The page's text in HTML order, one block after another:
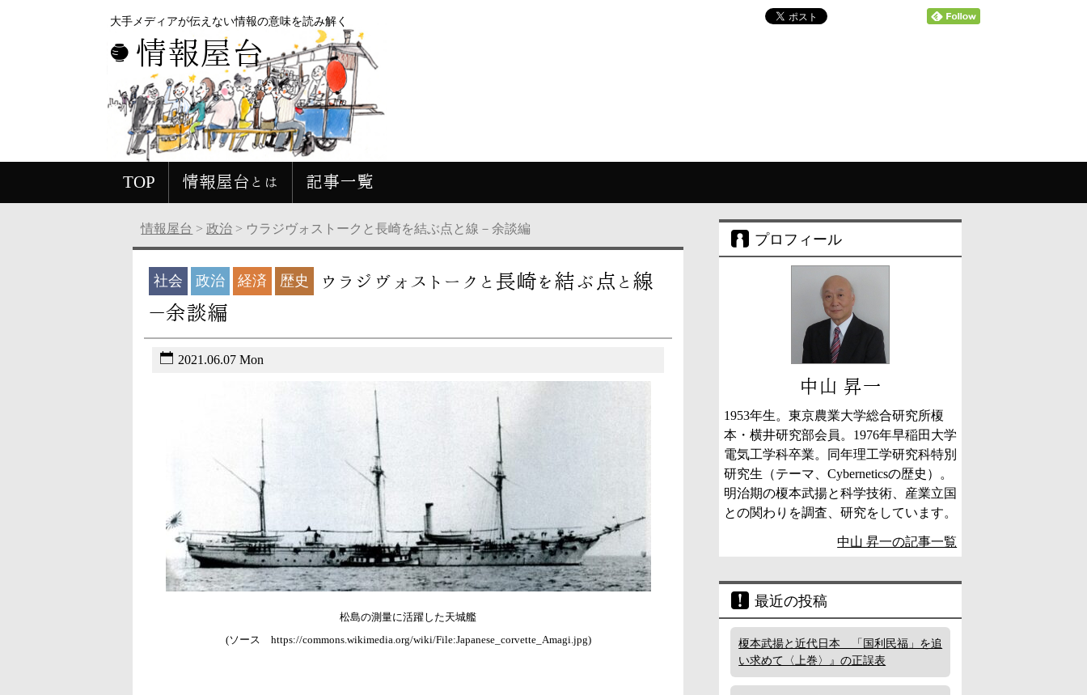
大手メディアが伝えない情報の意味を読み解く
情報屋台
TOP 情報屋台とは 記事一覧
情報屋台 >政治 > ウラジヴォストークと長崎を結ぶ点と線－余談編
社会 政治 経済 歴史
ウラジヴォストークと長崎を結ぶ点と線
－余談編
2021.06.07 Mon
松島の測量に活躍した天城艦
(ソース https://commons.wikimedia.org/wiki/File:Japanese_corvette_Amagi.jpg)
プロフィール
中山 昇一
1953年生。東京農業大学総合研究所榎
本・横井研究部会員。1976年早稲田大学
電気工学科卒業。同年理工学研究科特別
研究生（テーマ、Cyberneticsの歴史）。
明治期の榎本武揚と科学技術、産業立国
との関わりを調査、研究をしています。
中山 昇一の記事一覧
最近の投稿
榎本武揚と近代日本 「国利民福」を追
い求めて〈上巻〉』の正誤表